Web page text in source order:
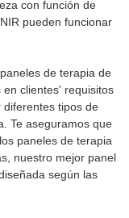
con función de
pueden funcionar
paneles de terapia de
clientes' requisitos
diferentes tipos de
Te aseguramos que
paneles de terapia
nuestro mejor panel
según las
configurar fácilmente
de 5 a 30
que garantiza
adaptadas a
Cambie entre
pulso que van desde
Hz para disfrutar de
de terapia
que estimula la
y promueve la